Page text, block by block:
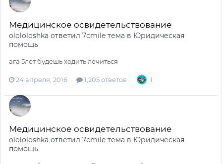
Медицинское освидетельствование
olololoshka ответил 7cmile тема в Юридическая
помощь
ага 5лет будешь ходить лечиться
24 апреля, 2016 1,205 ответов 1
Медицинское освидетельствование
olololoshka ответил 7cmile тема в Юридическая
помощь